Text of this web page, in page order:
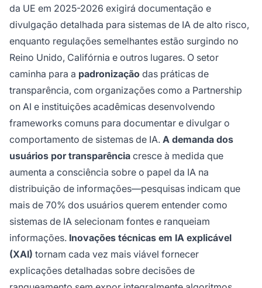
da UE em 2025-2026 exigirá documentação e
divulgação detalhada para sistemas de IA de alto risco,
enquanto regulações semelhantes estão surgindo no
Reino Unido, Califórnia e outros lugares. O setor
caminha para a padronização das práticas de
transparência, com organizações como a Partnership
on AI e instituições acadêmicas desenvolvendo
frameworks comuns para documentar e divulgar o
comportamento de sistemas de IA. A demanda dos
usuários por transparência cresce à medida que
aumenta a consciência sobre o papel da IA na
distribuição de informações—pesquisas indicam que
mais de 70% dos usuários querem entender como
sistemas de IA selecionam fontes e ranqueiam
informações. Inovações técnicas em IA explicável
(XAI) tornam cada vez mais viável fornecer
explicações detalhadas sobre decisões de